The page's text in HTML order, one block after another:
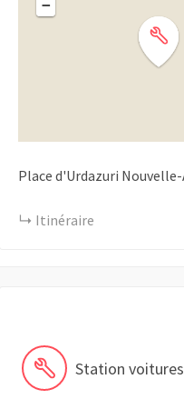
−
Place d'Urdazuri
Itinéraire
Station